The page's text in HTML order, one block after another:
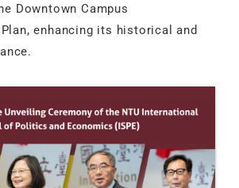
Downtown Campus
enhancing its historical and